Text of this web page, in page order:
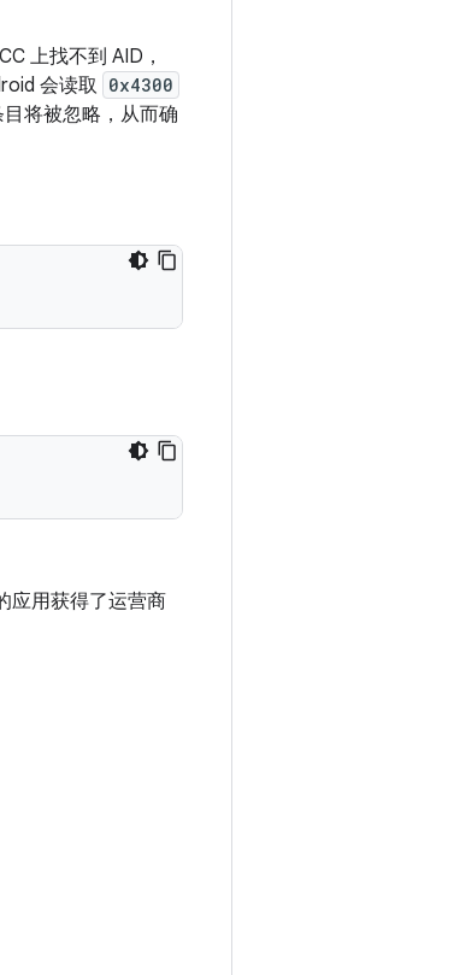
上找不到 AID，
会读取 0x4300
将被忽略，从而确
应用获得了运营商